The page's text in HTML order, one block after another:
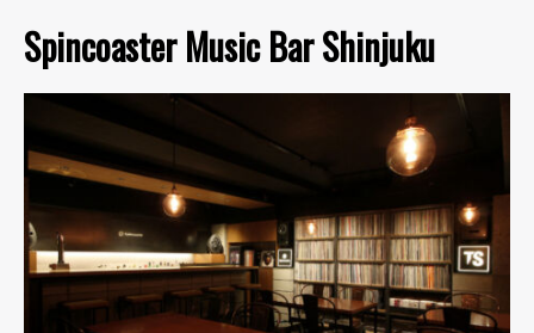
Spincoaster Music Bar Shinjuku